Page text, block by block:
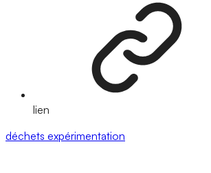
lien
déchets expérimentation